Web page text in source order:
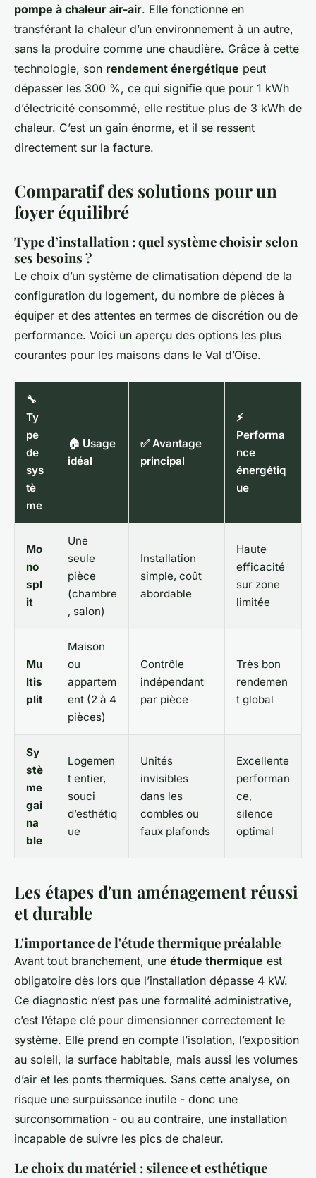
pompe à chaleur air-air. Elle fonctionne en
transférant la chaleur d’un environnement à un autre,
sans la produire comme une chaudière. Grâce à cette
technologie, son rendement énergétique peut
dépasser les 300 %, ce qui signifie que pour 1 kWh
d’électricité consommé, elle restitue plus de 3 kWh de
chaleur. C’est un gain énorme, et il se ressent
directement sur la facture.
Comparatif des solutions pour un
foyer équilibré
Type d’installation : quel système choisir selon
ses besoins ?
Le choix d’un système de climatisation dépend de la
configuration du logement, du nombre de pièces à
équiper et des attentes en termes de discrétion ou de
performance. Voici un aperçu des options les plus
courantes pour les maisons dans le Val d’Oise.
🔧
Ty
pe
de
sys
tè
me
🏠 Usage
idéal
✅ Avantage
principal
⚡
Performa
nce
énergétiq
ue
Mo
no
spl
it
Une
seule
pièce
(chambre
, salon)
Installation
simple, coût
abordable
Haute
efficacité
sur zone
limitée
Mu
ltis
plit
Maison
ou
appartem
ent (2 à 4
pièces)
Contrôle
indépendant
par pièce
Très bon
rendemen
t global
Sy
stè
me
gai
na
ble
Logemen
t entier,
souci
d’esthétiq
ue
Unités
invisibles
dans les
combles ou
faux plafonds
Excellente
performan
ce,
silence
optimal
Les étapes d'un aménagement réussi
et durable
L'importance de l'étude thermique préalable
Avant tout branchement, une étude thermique est
obligatoire dès lors que l’installation dépasse 4 kW.
Ce diagnostic n’est pas une formalité administrative,
c’est l’étape clé pour dimensionner correctement le
système. Elle prend en compte l’isolation, l’exposition
au soleil, la surface habitable, mais aussi les volumes
d’air et les ponts thermiques. Sans cette analyse, on
risque une surpuissance inutile - donc une
surconsommation - ou au contraire, une installation
incapable de suivre les pics de chaleur.
Le choix du matériel : silence et esthétique